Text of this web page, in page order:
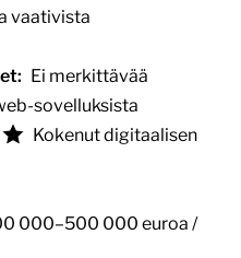
vaativista
Ei merkittävää
sovelluksista
Kokenut digitaalisen
000–500 000 euroa /